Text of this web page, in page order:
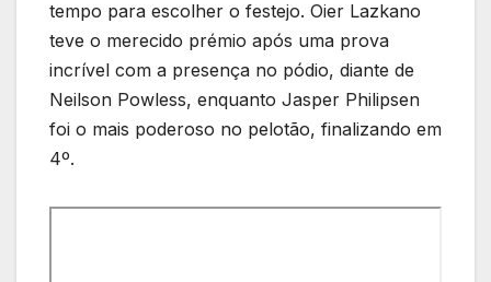
tempo para escolher o festejo. Oier Lazkano
teve o merecido prémio após uma prova
incrível com a presença no pódio, diante de
Neilson Powless, enquanto Jasper Philipsen
foi o mais poderoso no pelotão, finalizando em
4º.